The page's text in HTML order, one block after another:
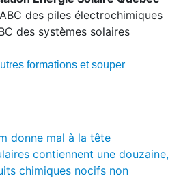
des piles électrochimiques
des systèmes solaires
formations et souper
donne mal à la tête
contiennent une douzaine,
chimiques nocifs non